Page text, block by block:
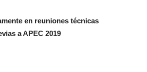
en reuniones técnicas
a APEC 2019